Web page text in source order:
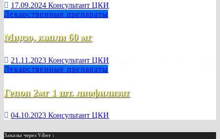
17.09.2024 Консультант ЦКИ
Лекарственные препараты
Мидзо, капли 60 мг
21.11.2023 Консультант ЦКИ
Лекарственные препараты
Гепон 2мг 1 шт. лиофилизат
04.10.2023 Консультант ЦКИ
Заказы через Viber :